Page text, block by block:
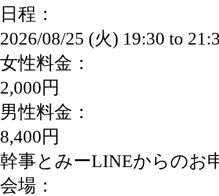
日程：
2026/08/25 (火) 19:30 to
女性料金：
2,000円
男性料金：
8,400円
幹事とみーLINEからのお
会場：